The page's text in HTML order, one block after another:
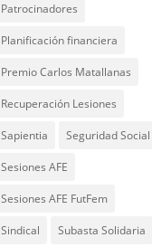
Patrocinadores
Planificación financiera
Premio Carlos Matallanas
Recuperación Lesiones
Sapientia Seguridad Social
Sesiones AFE
Sesiones AFE FutFem
Sindical Subasta Solidaria